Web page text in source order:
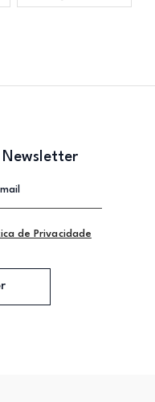
Newsletter
de Privacidade